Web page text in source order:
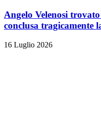
Angelo Velenosi
conclusa tragicamente
16 Luglio 2026